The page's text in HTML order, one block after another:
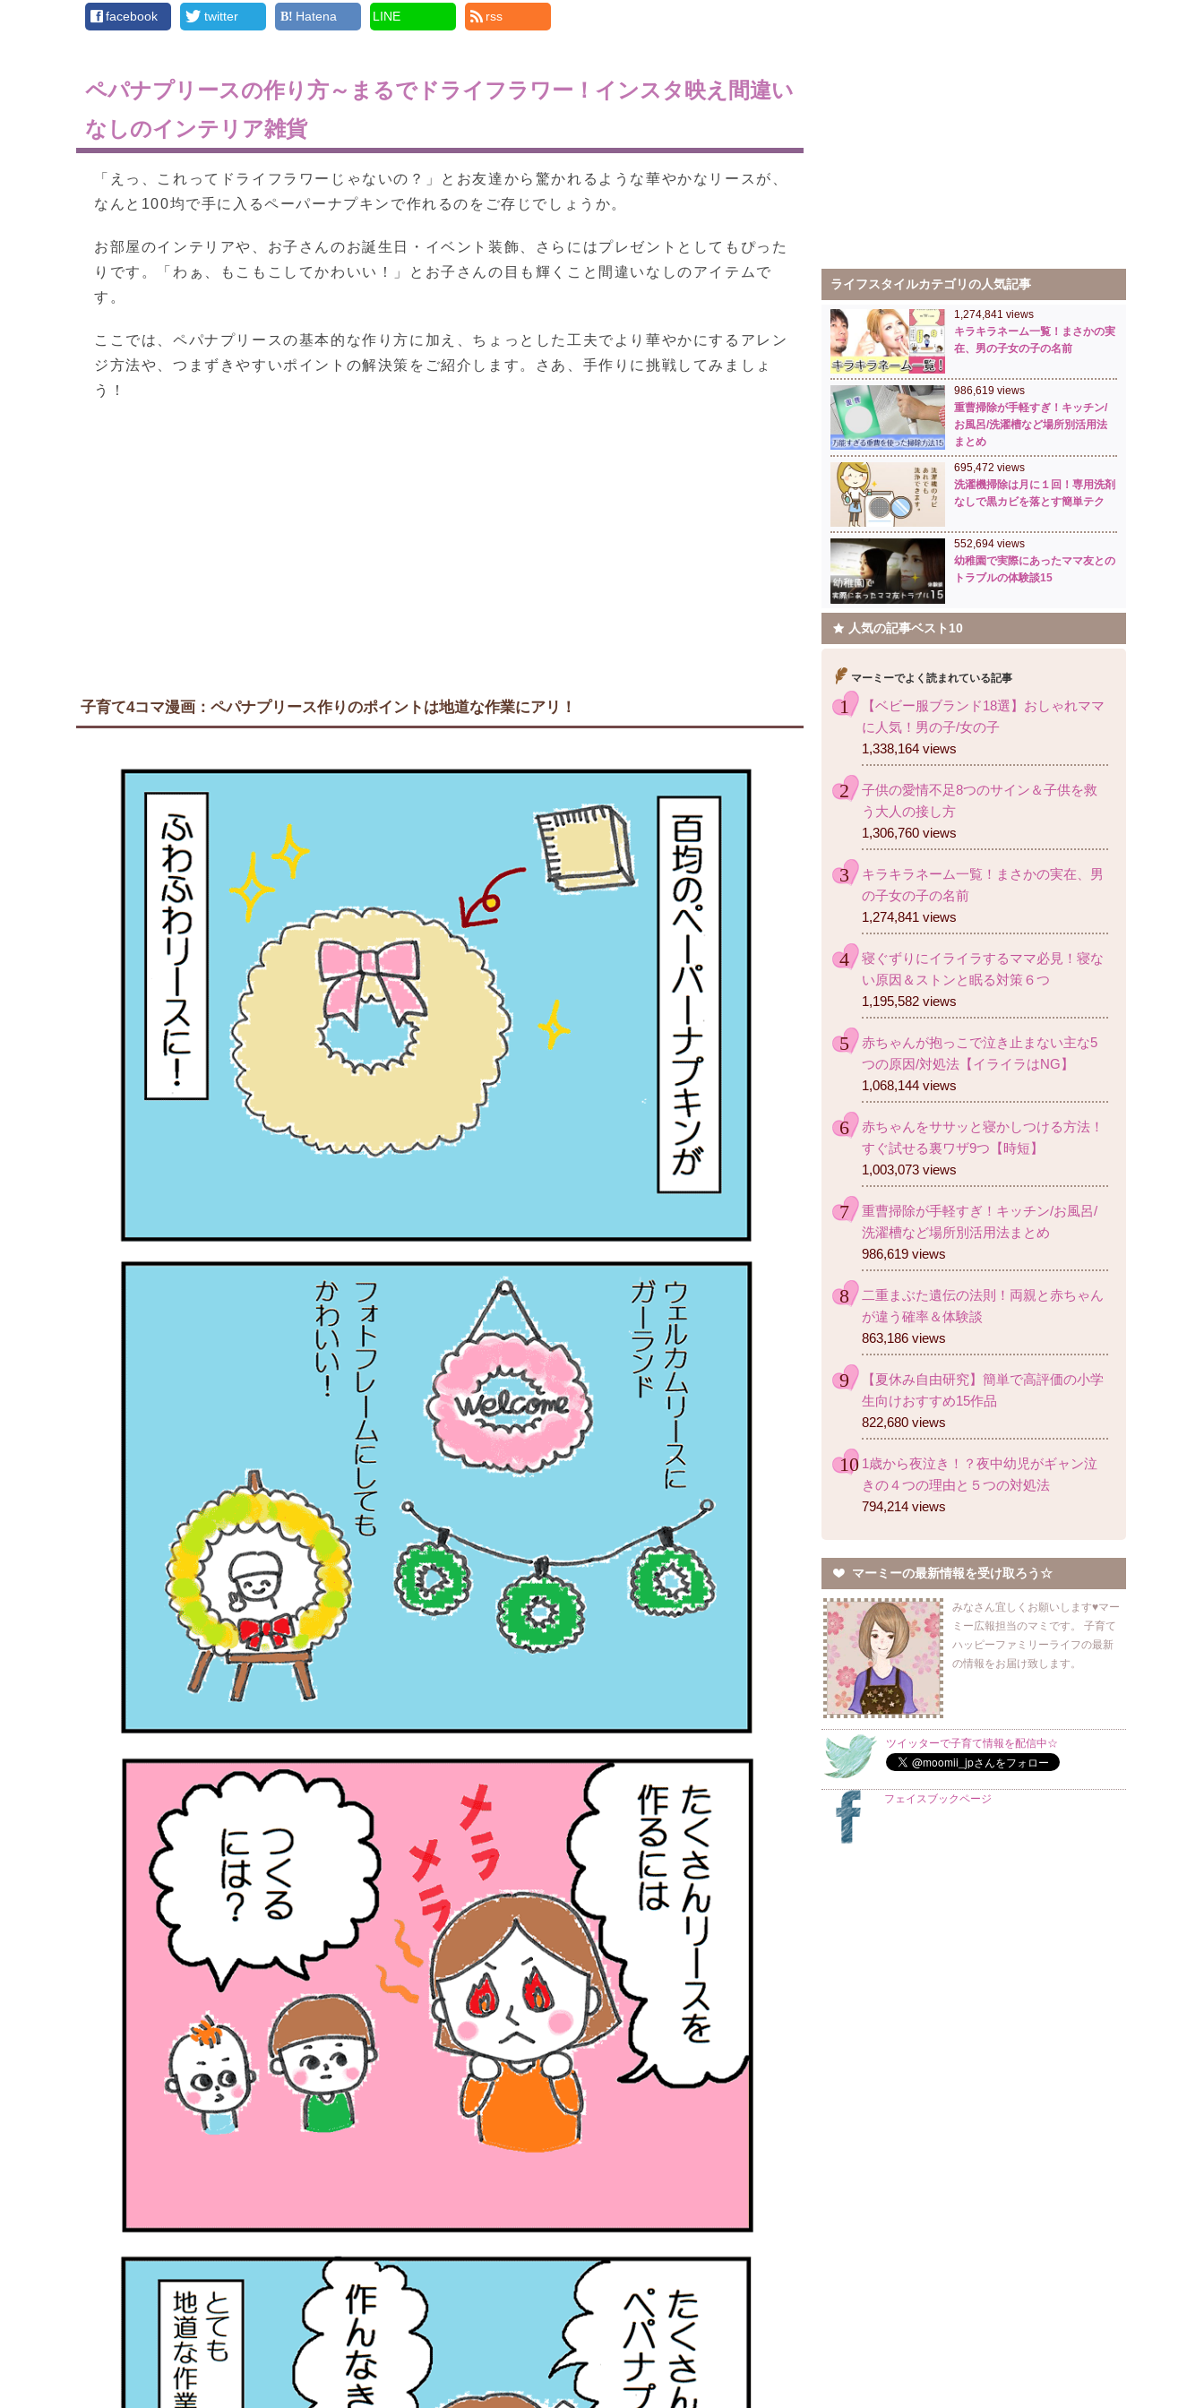
facebook twitter Hatena LINE rss
ペパナプリースの作り方～まるでドライフラワー！インスタ映え間違い
なしのインテリア雑貨
「えっ、これってドライフラワーじゃないの？」とお友達から驚かれるような華やかなリースが、
なんと100均で手に入るペーパーナプキンで作れるのをご存じでしょうか。
お部屋のインテリアや、お子さんのお誕生日・イベント装飾、さらにはプレゼントとしてもぴった
りです。「わぁ、もこもこしてかわいい！」とお子さんの目も輝くこと間違いなしのアイテムで
す。
ここでは、ペパナプリースの基本的な作り方に加え、ちょっとした工夫でより華やかにするアレン
ジ方法や、つまずきやすいポイントの解決策をご紹介します。さあ、手作りに挑戦してみましょ
う！
子育て4コマ漫画：ペパナプリース作りのポイントは地道な作業にアリ！
ライフスタイルカテゴリの人気記事
1,274,841 views
キラキラネーム一覧！まさかの実
在、男の子女の子の名前
986,619 views
重曹掃除が手軽すぎ！キッチン/
お風呂/洗濯槽など場所別活用法
まとめ
695,472 views
洗濯機掃除は月に１回！専用洗剤
なしで黒カビを落とす簡単テク
552,694 views
幼稚園で実際にあったママ友との
トラブルの体験談15
人気の記事ベスト10
マーミーでよく読まれている記事
【ベビー服ブランド18選】おしゃれママ
に人気！男の子/女の子
1,338,164 views
子供の愛情不足8つのサイン＆子供を救
う大人の接し方
1,306,760 views
キラキラネーム一覧！まさかの実在、男
の子女の子の名前
1,274,841 views
寝ぐずりにイライラするママ必見！寝な
い原因＆ストンと眠る対策６つ
1,195,582 views
赤ちゃんが抱っこで泣き止まない主な5
つの原因/対処法【イライラはNG】
1,068,144 views
赤ちゃんをササッと寝かしつける方法！
すぐ試せる裏ワザ9つ【時短】
1,003,073 views
重曹掃除が手軽すぎ！キッチン/お風呂/
洗濯槽など場所別活用法まとめ
986,619 views
二重まぶた遺伝の法則！両親と赤ちゃん
が違う確率＆体験談
863,186 views
【夏休み自由研究】簡単で高評価の小学
生向けおすすめ15作品
822,680 views
1歳から夜泣き！？夜中幼児がギャン泣
きの４つの理由と５つの対処法
794,214 views
マーミーの最新情報を受け取ろう☆
みなさん宜しくお願いします♥マー
ミー広報担当のマミです。 子育て
ハッピーファミリーライフの最新
の情報をお届け致します。
ツイッターで子育て情報を配信中☆
フェイスブックページ